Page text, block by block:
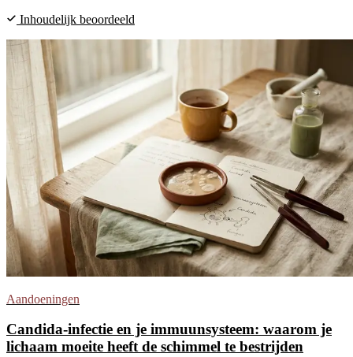
Inhoudelijk beoordeeld
Aandoeningen
Candida-infectie en je immuunsysteem: waarom je
lichaam moeite heeft de schimmel te bestrijden